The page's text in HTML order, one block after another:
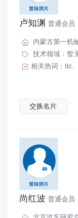
卢知渊 普通会员
内蒙古第一机
技术领域：暂
相关热词： tic、
交换名片
尚红波 普通会员